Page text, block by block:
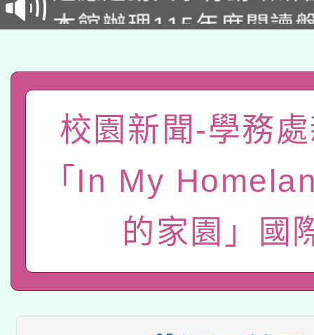
招)
本館辦理115年度閱讀
礎課程
A3數位素養講師名單
「數位內容與教學軟
pilot」
薪期間赴陸應申請許可
轉知經濟部水利署委託
業技術研究院辦理「
用水績優單位及節水達
115年8月22日(星期六
本校115學年度第2次
適應運動共學行動站研
校園新聞-學務
「In My
的家園」國